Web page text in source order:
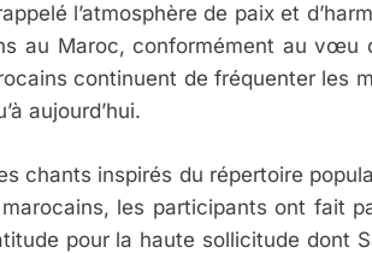
l’atmosphère de paix et
au Maroc, conformément au vœu
continuent de fréquenter les
aujourd’hui.
chants inspirés du répertoire
les participants ont fait
pour la haute sollicitude dont
POURQUOI JE REVENDIQUE MA